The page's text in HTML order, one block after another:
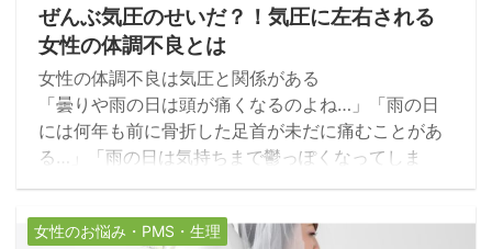
ぜんぶ気圧のせいだ？！気圧に左右される
女性の体調不良とは
女性の体調不良は気圧と関係がある
「曇りや雨の日は頭が痛くなるのよね…」「雨の日
には何年も前に骨折した足首が未だに痛むことがあ
る…」「雨の日は気持ちまで鬱っぽくなってしま
う…」症状は人によって異なりますが、女性の多く
身になんらかの体調の変化を感じています。今回は
女性のお悩み・PMS・生理